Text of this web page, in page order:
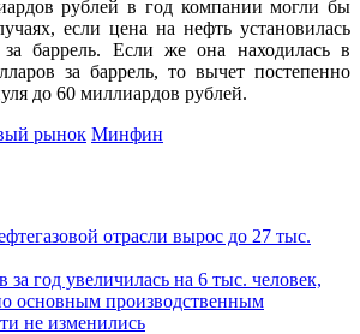
рублей в год компании могли бы
если цена на нефть установилась
баррель. Если же она находилась в
за баррель, то вычет постепенно
до 60 миллиардов рублей.
рынок Минфин
отрасли вырос до 27 тыс.
за год увеличилась на 6 тыс. человек,
основным производственным
не изменились